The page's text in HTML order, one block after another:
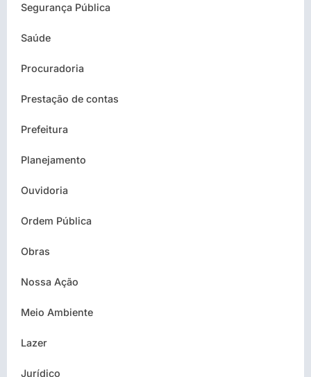
Segurança Pública
Saúde
Procuradoria
Prestação de contas
Prefeitura
Planejamento
Ouvidoria
Ordem Pública
Obras
Nossa Ação
Meio Ambiente
Lazer
Jurídico